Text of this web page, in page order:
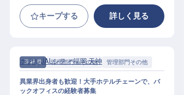
キープする 詳しく見る
正社員 管理部門・その他 管理部門その他
ホテルJALシティ福岡 天神
異業界出身者も歓迎！大手ホテルチェーンで、バ
ックオフィスの経験者募集